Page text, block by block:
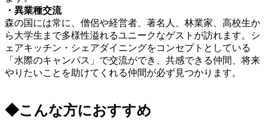
・異業種交流
森の国には常に、僧侶や経営者、著名人、林業家、高校生か
ら大学生まで多様性溢れるユニークなゲストが訪れます。シ
ェアキッチン・シェアダイニングをコンセプトとしている
「水際のキャンパス」で交流ができ、共感できる仲間、将来
やりたいことを助けてくれる仲間が必ず見つかります。
◆こんな方におすすめ